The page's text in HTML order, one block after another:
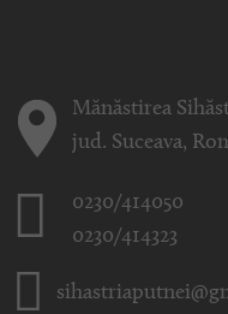
Mănăstirea
jud. Suceava,
0230/414050
0230/414323